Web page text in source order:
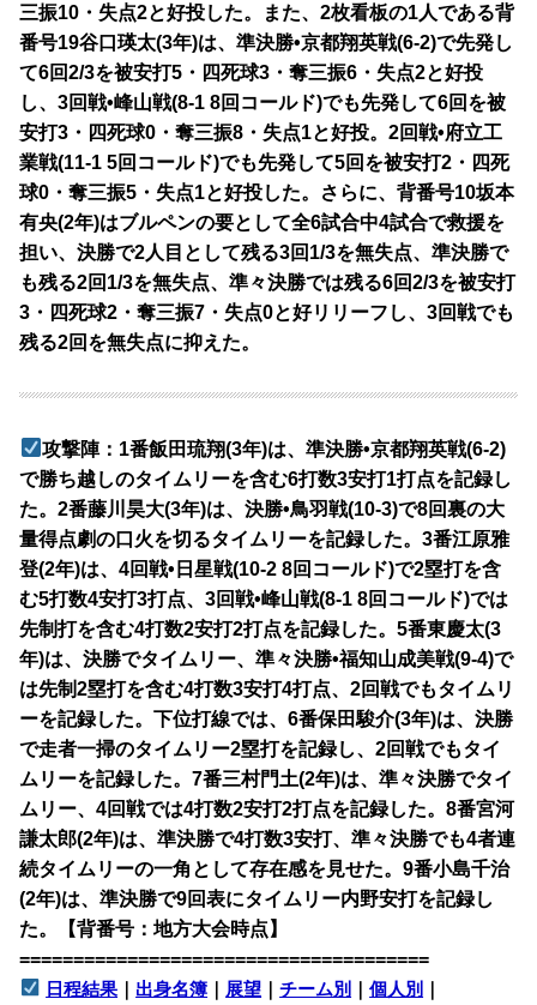
三振10・失点2と好投した。また、2枚看板の1人である背
番号19谷口瑛太(3年)は、準決勝•京都翔英戦(6-2)で先発し
て6回2/3を被安打5・四死球3・奪三振6・失点2と好投
し、3回戦•峰山戦(8-1 8回コールド)でも先発して6回を被
安打3・四死球0・奪三振8・失点1と好投。2回戦•府立工
業戦(11-1 5回コールド)でも先発して5回を被安打2・四死
球0・奪三振5・失点1と好投した。さらに、背番号10坂本
有央(2年)はブルペンの要として全6試合中4試合で救援を
担い、決勝で2人目として残る3回1/3を無失点、準決勝で
も残る2回1/3を無失点、準々決勝では残る6回2/3を被安打
3・四死球2・奪三振7・失点0と好リリーフし、3回戦でも
残る2回を無失点に抑えた。
攻撃陣：1番飯田琉翔(3年)は、準決勝•京都翔英戦(6-2)
で勝ち越しのタイムリーを含む6打数3安打1打点を記録し
た。2番藤川昊大(3年)は、決勝•鳥羽戦(10-3)で8回裏の大
量得点劇の口火を切るタイムリーを記録した。3番江原雅
登(2年)は、4回戦•日星戦(10-2 8回コールド)で2塁打を含
む5打数4安打3打点、3回戦•峰山戦(8-1 8回コールド)では
先制打を含む4打数2安打2打点を記録した。5番東慶太(3
年)は、決勝でタイムリー、準々決勝•福知山成美戦(9-4)で
は先制2塁打を含む4打数3安打4打点、2回戦でもタイムリ
ーを記録した。下位打線では、6番保田駿介(3年)は、決勝
で走者一掃のタイムリー2塁打を記録し、2回戦でもタイ
ムリーを記録した。7番三村門土(2年)は、準々決勝でタイ
ムリー、4回戦では4打数2安打2打点を記録した。8番宮河
謙太郎(2年)は、準決勝で4打数3安打、準々決勝でも4者連
続タイムリーの一角として存在感を見せた。9番小島千治
(2年)は、準決勝で9回表にタイムリー内野安打を記録し
た。【背番号：地方大会時点】
======================================
日程結果 ｜ 出身名簿 ｜ 展望 ｜チーム別 ｜個人別 ｜